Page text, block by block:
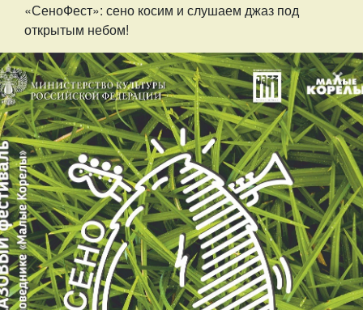
«СеноФест»: сено косим и слушаем джаз под
открытым небом!